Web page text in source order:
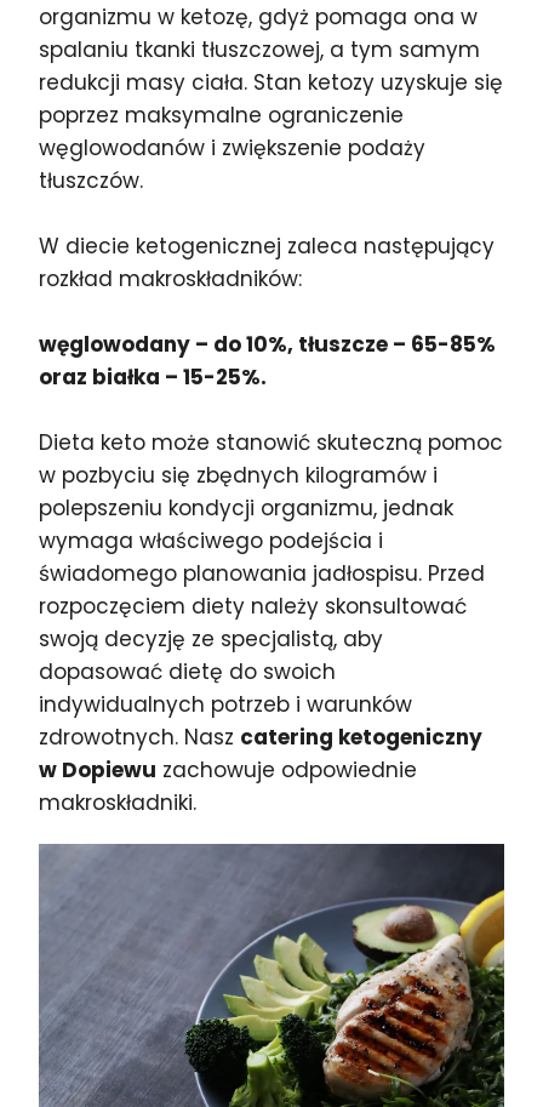
organizmu w ketozę, gdyż pomaga ona w
spalaniu tkanki tłuszczowej, a tym samym
redukcji masy ciała. Stan ketozy uzyskuje się
poprzez maksymalne ograniczenie
węglowodanów i zwiększenie podaży
tłuszczów.
W diecie ketogenicznej zaleca następujący
rozkład makroskładników:
węglowodany – do 10%, tłuszcze – 65-85%
oraz białka – 15-25%.
Dieta keto może stanowić skuteczną pomoc
w pozbyciu się zbędnych kilogramów i
polepszeniu kondycji organizmu, jednak
wymaga właściwego podejścia i
świadomego planowania jadłospisu. Przed
rozpoczęciem diety należy skonsultować
swoją decyzję ze specjalistą, aby
dopasować dietę do swoich
indywidualnych potrzeb i warunków
zdrowotnych. Nasz catering ketogeniczny
w Dopiewu zachowuje odpowiednie
makroskładniki.